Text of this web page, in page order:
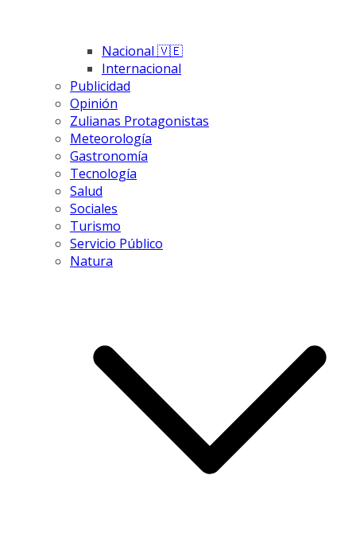
Nacional 🇻🇪
Internacional
Publicidad
Opinión
Zulianas Protagonistas
Meteorología
Gastronomía
Tecnología
Salud
Sociales
Turismo
Servicio Público
Natura